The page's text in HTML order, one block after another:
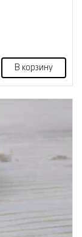
В корзину